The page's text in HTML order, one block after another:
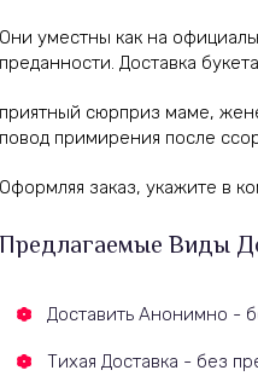
Они уместны как на
преданности. Доставка
приятный сюрприз маме,
повод примирения после
Оформляя заказ, укажите в
Предлагаемые Виды
Доставить Анонимно -
Тихая Доставка - без